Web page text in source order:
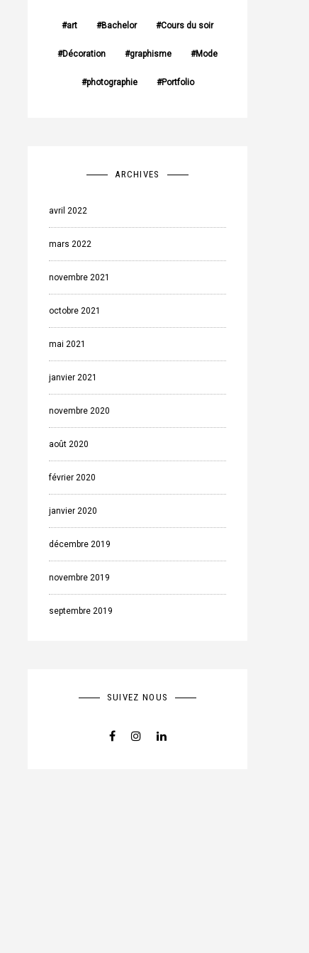
art Bachelor Cours du soir
Décoration graphisme Mode
photographie Portfolio
ARCHIVES
avril 2022
mars 2022
novembre 2021
octobre 2021
mai 2021
janvier 2021
novembre 2020
août 2020
février 2020
janvier 2020
décembre 2019
novembre 2019
septembre 2019
SUIVEZ NOUS